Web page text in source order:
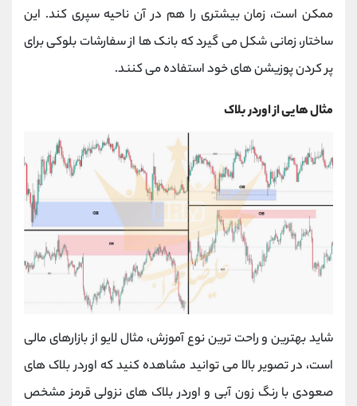
ممکن است، زمان بیشتری را هم در آن ناحیه سپری کند. این
ساختار، زمانی شکل می‌ گیرد که بانک‌ ها از سفارشات بلوکی برای
پر کردن پوزیشن‌ های خود استفاده می‌ کنند.
مثال هایی از اوردر بلاک
شاید بهترین و راحت ترین نوع آموزش، مثال لایو از بازارهای مالی
است، در تصویر بالا می توانید مشاهده کنید که اوردر بلاک های
صعودی با رنگ زون آبی و اوردر بلاک های نزولی قرمز مشخص